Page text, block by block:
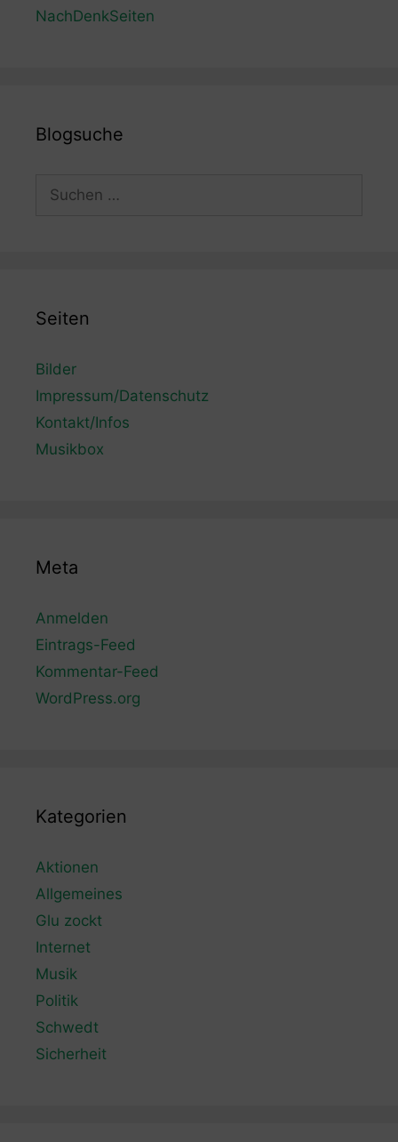
NachDenkSeiten
Blogsuche
Seiten
Bilder
Impressum/Datenschutz
Kontakt/Infos
Musikbox
Meta
Anmelden
Eintrags-Feed
Kommentar-Feed
WordPress.org
Kategorien
Aktionen
Allgemeines
Glu zockt
Internet
Musik
Politik
Schwedt
Sicherheit